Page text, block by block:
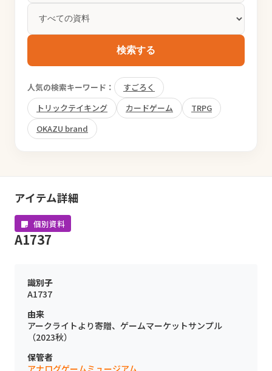
検索する
人気の検索キーワード：
すごろく
トリックテイキング
カードゲーム
TRPG
OKAZU brand
アイテム詳細
個別資料
A1737
識別子
A1737
由来
アークライトより寄贈、ゲームマーケットサンプル
（2023秋）
保管者
アナログゲームミュージアム